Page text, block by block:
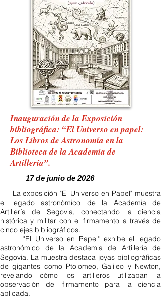
Inauguración de la Exposición
bibliográfica: “El Universo en papel:
Los Libros de Astronomía en la
Biblioteca de la Academia de
Artillería”.
17 de junio de 2026
La exposición "El Universo en Papel" muestra
el legado astronómico de la Academia de
Artillería de Segovia, conectando la ciencia
histórica y militar con el firmamento a través de
cinco ejes bibliográficos.
"El Universo en Papel" exhibe el legado
astronómico de la Academia de Artillería de
Segovia. La muestra destaca joyas bibliográficas
de gigantes como Ptolomeo, Galileo y Newton,
revelando cómo los artilleros utilizaban la
observación del firmamento para la ciencia
aplicada.